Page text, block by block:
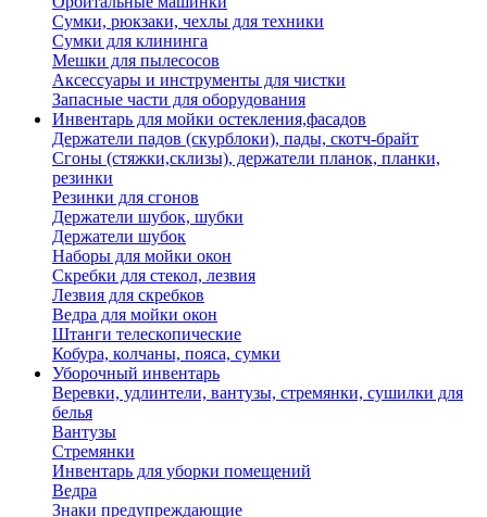
Сумки, рюкзаки, чехлы для техники
Сумки для клининга
Мешки для пылесосов
Аксессуары и инструменты для чистки
Запасные части для оборудования
Инвентарь для мойки остекления,фасадов
Держатели падов (скурблоки), пады, скотч-брайт
Сгоны (стяжки,склизы), держатели планок, планки,
резинки
Резинки для сгонов
Держатели шубок, шубки
Держатели шубок
Наборы для мойки окон
Скребки для стекол, лезвия
Лезвия для скребков
Ведра для мойки окон
Штанги телескопические
Кобура, колчаны, пояса, сумки
Уборочный инвентарь
Веревки, удлинтели, вантузы, стремянки, сушилки для
белья
Вантузы
Стремянки
Инвентарь для уборки помещений
Ведра
Знаки предупреждающие